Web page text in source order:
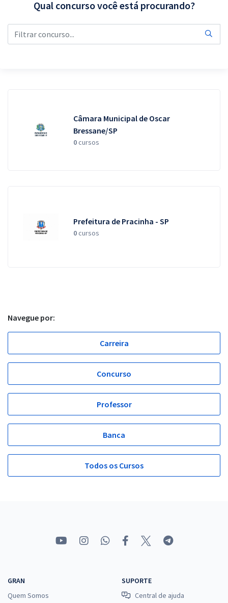
Conteúdo gratuito
Qual concurso você está procurando?
Câmara Municipal de Oscar
Bressane/SP
0cursos
Prefeitura de Pracinha - SP
0cursos
Navegue por:
Carreira
Concurso
Professor
Banca
Todos os Cursos
GRAN
Quem Somos
SUPORTE
Central de ajuda